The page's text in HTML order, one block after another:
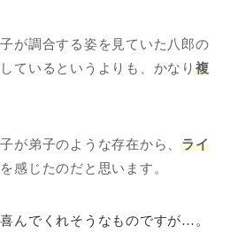
が調合する姿を見ていた八郎の
ているというよりも、かなり 複
が弟子のような存在から、ライ
感じたのだと思います。
んでくれそうなものですが…。